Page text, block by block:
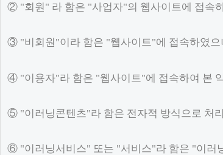
② "회원" 라 함은 "사업자"의 웹사이트에 접속
③ "비회원"이라 함은 "웹사이트"에 접속하였으
④ "이용자"라 함은 "웹사이트"에 접속하여 본
⑤ "이러닝콘텐츠"라 함은 전자적 방식으로 처
⑥ "이러닝서비스" 또는 "서비스"라 함은 "이러